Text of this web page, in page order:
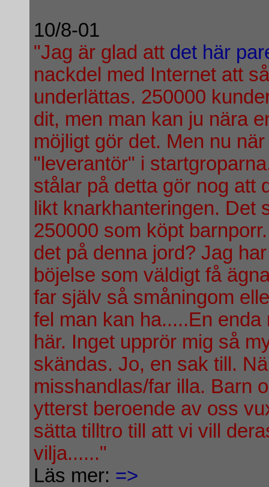
10/8-01
"Jag är glad att det här
nackdel med Internet att
underlättas. 250000
dit, men man kan ju nära
möjligt gör det. Men nu
"leverantör" i
stålar på detta gör nog att
likt knarkhanteringen. Det
250000 som köpt
det på denna jord? Jag
böjelse som väldigt få
far själv så småningom
fel man kan ha.....En
här. Inget upprör mig så
skändas. Jo, en sak till.
misshandlas/far illa. Barn
ytterst beroende av oss
sätta tilltro till att vi vill
vilja......"
Läs mer: =>